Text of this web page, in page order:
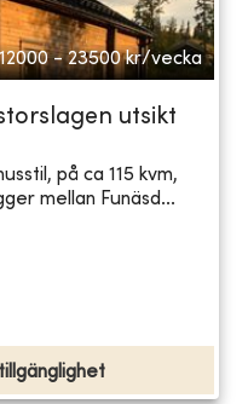
12000 - 23500 kr/vecka
utsikt
på ca 115 kvm,
mellan Funäsd...